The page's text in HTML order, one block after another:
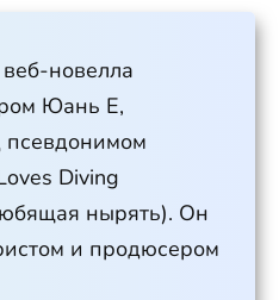
новелла
Юань Е,
псевдонимом
Diving
нырять). Он
и продюсером